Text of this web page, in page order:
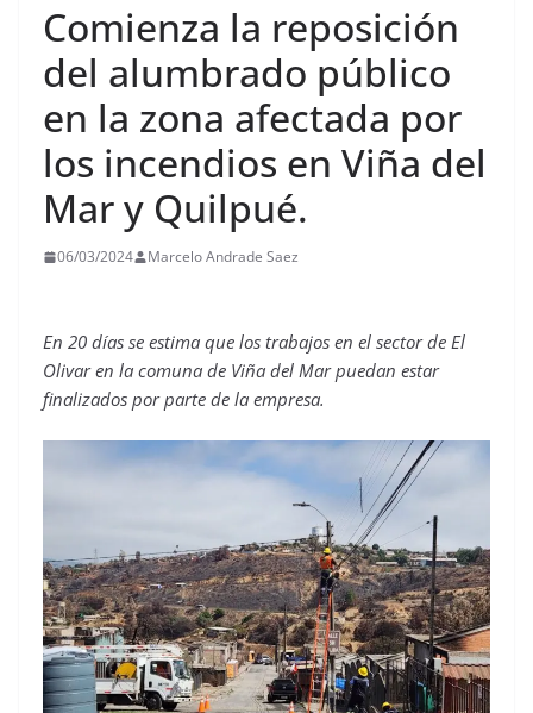
Comienza la reposición
del alumbrado público
en la zona afectada por
los incendios en Viña del
Mar y Quilpué.
06/03/2024 Marcelo Andrade Saez
En 20 días se estima que los trabajos en el sector de El
Olivar en la comuna de Viña del Mar puedan estar
finalizados por parte de la empresa.